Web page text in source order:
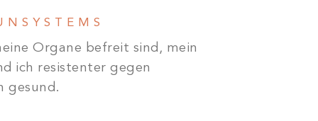
Organe befreit sind, mein
ich resistenter gegen
gesund.